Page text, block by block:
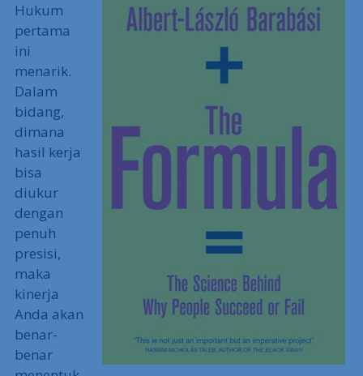
Hukum
pertama
ini
menarik.
Dalam
bidang,
dimana
hasil kerja
bisa
diukur
dengan
penuh
presisi,
maka
kinerja
Anda akan
benar-
benar